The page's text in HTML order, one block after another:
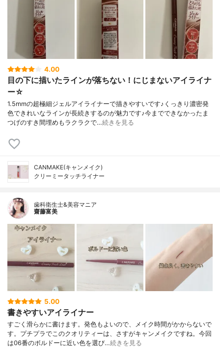
4.00
目の下に描いたラインが落ちない！にじまないアイライナ
ー☆
1.5mmの超極細ジェルアイライナーで描きやすいです♪くっきり濃密発
色できれいなラインが長続きするのが魅力です♪今までできなかったま
つげのすき間埋めもラクラクで…続きを見る
CANMAKE(キャンメイク)
クリーミータッチライナー
歯科衛生士&美容マニア
齋藤富美
5.00
書きやすいアイライナー
すごく滑らかに書けます。発色もよいので、メイク時間がかからないで
す。プチプラでこのクオリティーは、さすがキャンメイクですね。今回
は06番のボルドーに近い色を選び…続きを見る